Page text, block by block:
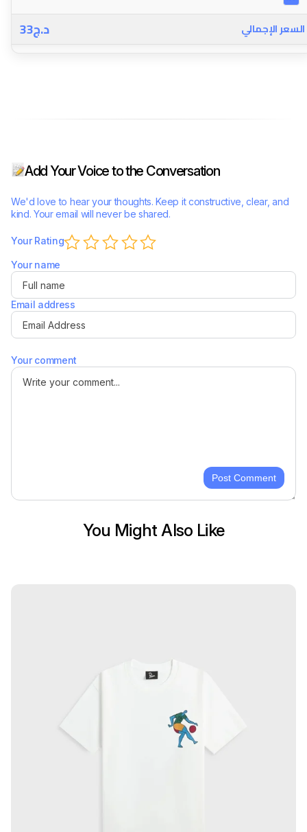
السعر الإجمالي د.ج33
Add Your Voice to the Conversation
We'd love to hear your thoughts. Keep it constructive, clear, and
kind. Your email will never be shared.
Your name
Email address
Your comment
Your Rating
Post Comment
You Might Also Like